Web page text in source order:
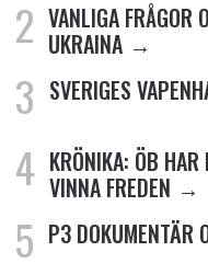
VANLIGA FRÅGOR
UKRAINA
SVERIGES
KRÖNIKA: ÖB
VINNA FREDEN
P3 DOKUMENTÄR